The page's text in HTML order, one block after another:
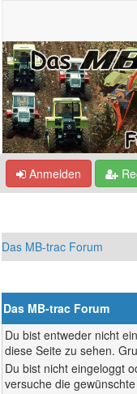
Anmelden
Das MB-trac Forum
Das MB-trac Forum
Du bist entweder nicht
diese Seite zu sehen.
Du bist nicht eingeloggt
versuche die